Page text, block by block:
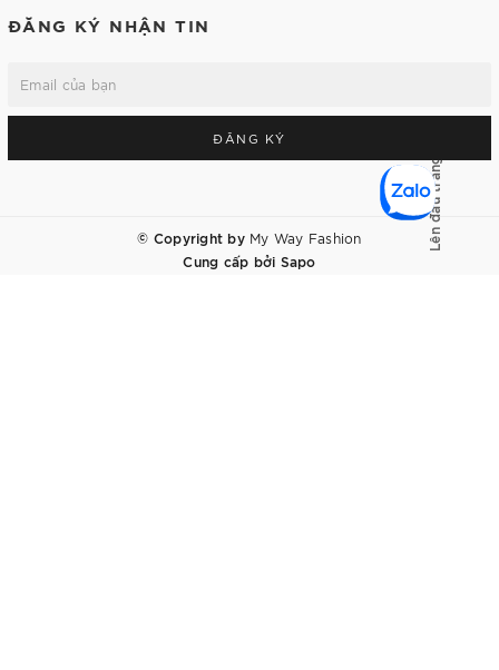
ĐĂNG KÝ NHẬN TIN
ĐĂNG KÝ
© Copyright by My Way Fashion
Cung cấp bởi Sapo
Lên đầu trang